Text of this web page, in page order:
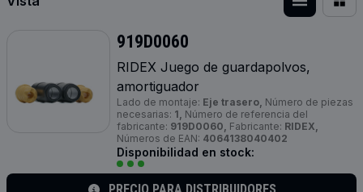
919D0060
RIDEX Juego de guardapolvos,
amortiguador
Lado de montaje: Eje trasero, Número de piezas
necesarias: 1, Número de referencia del
fabricante: 919D0060, Fabricante: RIDEX,
Números de EAN: 4064138040402
Disponibilidad en stock: